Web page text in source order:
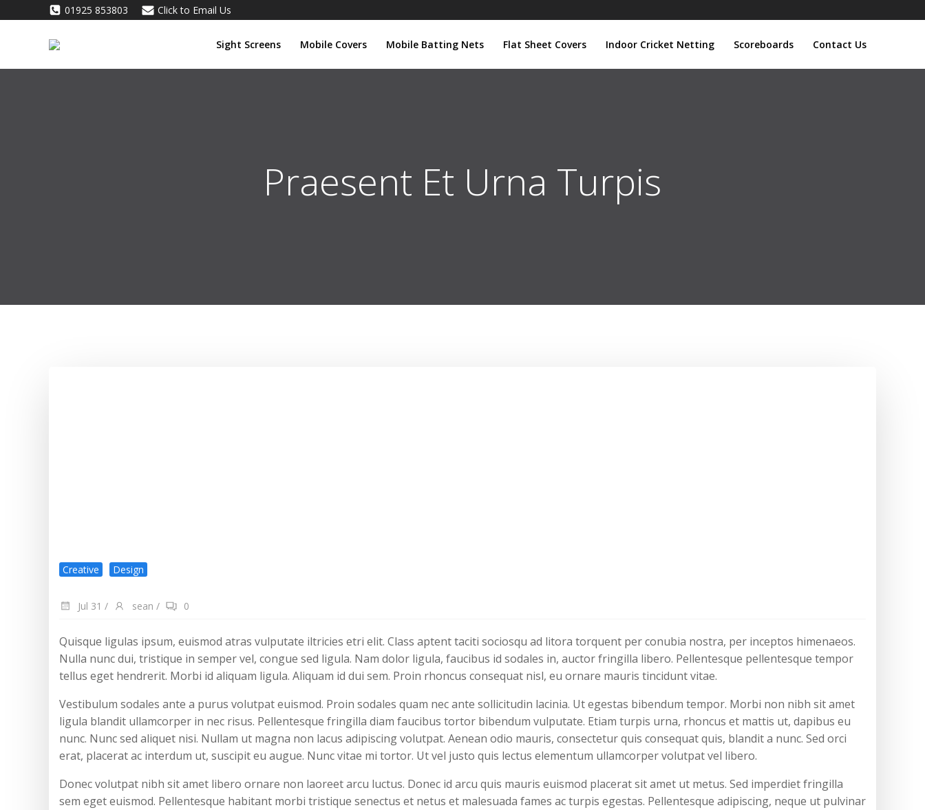
to
01925 853803 Click to Email Us
Sight Screens Mobile Covers Mobile Batting Nets Flat Sheet Covers Indoor Cricket Netting Scoreboards Contact Us
Praesent Et Urna Turpis
Creative Design
Jul 31 / sean / 0
Quisque ligulas ipsum, euismod atras vulputate iltricies etri elit. Class aptent taciti sociosqu ad litora torquent per conubia nostra, per inceptos himenaeos.
Nulla nunc dui, tristique in semper vel, congue sed ligula. Nam dolor ligula, faucibus id sodales in, auctor fringilla libero. Pellentesque pellentesque tempor
tellus eget hendrerit. Morbi id aliquam ligula. Aliquam id dui sem. Proin rhoncus consequat nisl, eu ornare mauris tincidunt vitae.
Vestibulum sodales ante a purus volutpat euismod. Proin sodales quam nec ante sollicitudin lacinia. Ut egestas bibendum tempor. Morbi non nibh sit amet
ligula blandit ullamcorper in nec risus. Pellentesque fringilla diam faucibus tortor bibendum vulputate. Etiam turpis urna, rhoncus et mattis ut, dapibus eu
nunc. Nunc sed aliquet nisi. Nullam ut magna non lacus adipiscing volutpat. Aenean odio mauris, consectetur quis consequat quis, blandit a nunc. Sed orci
erat, placerat ac interdum ut, suscipit eu augue. Nunc vitae mi tortor. Ut vel justo quis lectus elementum ullamcorper volutpat vel libero.
Donec volutpat nibh sit amet libero ornare non laoreet arcu luctus. Donec id arcu quis mauris euismod placerat sit amet ut metus. Sed imperdiet fringilla
sem eget euismod. Pellentesque habitant morbi tristique senectus et netus et malesuada fames ac turpis egestas. Pellentesque adipiscing, neque ut pulvinar